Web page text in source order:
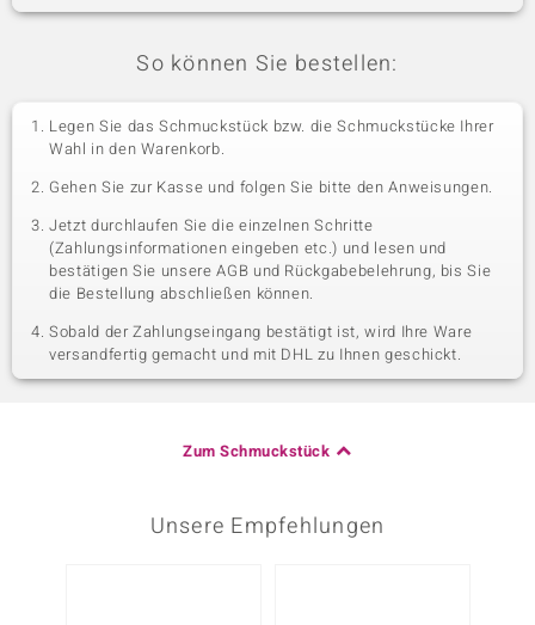
So können Sie bestellen:
Legen Sie das Schmuckstück bzw. die Schmuckstücke Ihrer
Wahl in den Warenkorb.
Gehen Sie zur Kasse und folgen Sie bitte den Anweisungen.
Jetzt durchlaufen Sie die einzelnen Schritte
(Zahlungsinformationen eingeben etc.) und lesen und
bestätigen Sie unsere AGB und Rückgabebelehrung, bis Sie
die Bestellung abschließen können.
Sobald der Zahlungseingang bestätigt ist, wird Ihre Ware
versandfertig gemacht und mit DHL zu Ihnen geschickt.
Zum Schmuckstück
Unsere Empfehlungen